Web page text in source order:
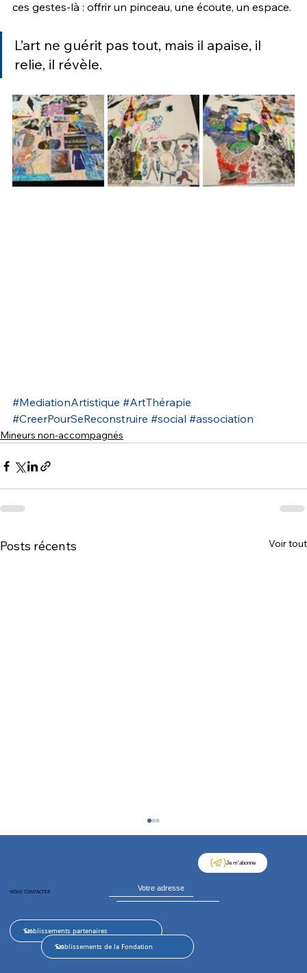
ces gestes-là : offrir un pinceau, une écoute, un espace.
L’art ne guérit pas tout, mais il apaise, il
relie, il révèle.
#MediationArtistique #ArtThérapie
#CreerPourSeReconstruire #social #association
Mineurs non-accompagnés
Posts récents Voir tout
NOUS CONTACTER
Je m'abonne